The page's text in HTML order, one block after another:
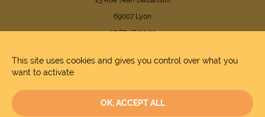
69007 Lyon
07 87 48 90 20
This site uses cookies and gives you control over what you
want to activate
OK, ACCEPT ALL